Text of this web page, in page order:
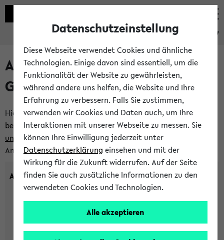
eKVV
Anlegen eines neuen
Gastzugangs
Hier können Sie einen neuen Gastzugang anlegen.Bitte
beachten Sie die Einschränkungen, denen Gastzugänge
unterworfen sind. Tragen Sie den gewünschten
Anmeldenamen und Ihr Passwort ein:
Anmeldename
(3 bis 20 Zeichen, nur Buchstaben A-Z und Ziffern 0-9,
Gross-/Kleinschreibung ist signifikant!)
Datenschutzeinstellung
Diese Webseite verwendet Cookies und ähnliche
Technologien. Einige davon sind essentiell, um die
Funktionalität der Website zu gewährleisten,
während andere uns helfen, die Website und Ihre
Erfahrung zu verbessern. Falls Sie zustimmen,
verwenden wir Cookies und Daten auch, um Ihre
Interaktionen mit unserer Webseite zu messen. Sie
können Ihre Einwilligung jederzeit unter
Datenschutzerklärung einsehen und mit der
Wirkung für die Zukunft widerrufen. Auf der Seite
finden Sie auch zusätzliche Informationen zu den
verwendeten Cookies und Technologien.
Alle akzeptieren